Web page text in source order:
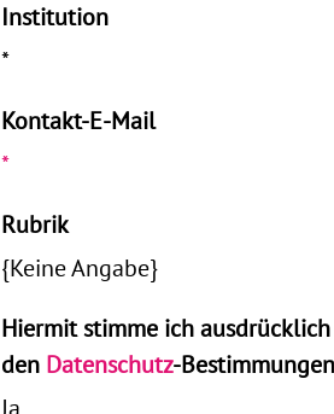
Institution
*
Kontakt-E-Mail
*
Rubrik
{Keine Angabe}
Hiermit stimme ich
den Datenschutz-
Ja